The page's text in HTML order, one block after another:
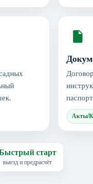
Акты/
старт
выезд и предрасчёт